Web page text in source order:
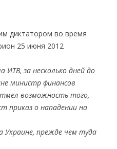
диктатором во время
25 июня 2012
ИТВ, за несколько дней до
министр финансов
возможность того,
приказ о нападении на
Украине, прежде чем туда